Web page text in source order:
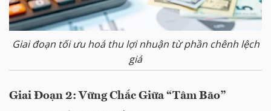
Giai đoạn tối ưu hoá thu lợi nhuận từ phần chênh lệch
giá
Giai Đoạn 2: Vững Chắc Giữa “Tâm Bão”